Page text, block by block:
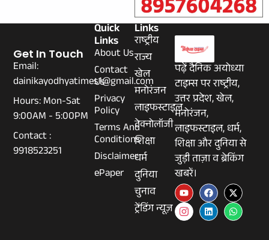
पढ़ें दैनिक अयोध्या
टाइम्स पर राष्ट्रीय,
उत्तर प्रदेश, खेल,
मनोरंजन,
लाइफस्टाइल, धर्म,
शिक्षा और दुनिया से
जुड़ी ताज़ा व ब्रेकिंग
खबरें।
Links
राष्ट्रीय
राज्य
खेल
मनोरंजन
लाइफस्टाइल
टेक्नोलॉजी
शिक्षा
धर्म
दुनिया
चुनाव
ट्रेंडिंग न्यूज़
Quick
Links
About Us
Contact
Us
Privacy
Policy
Terms And
Conditions
Disclaimer
ePaper
Get In Touch
Email:
dainikayodhyatimes1@gmail.com
Hours: Mon-Sat
9:00AM - 5:00PM
Contact :
9918523251